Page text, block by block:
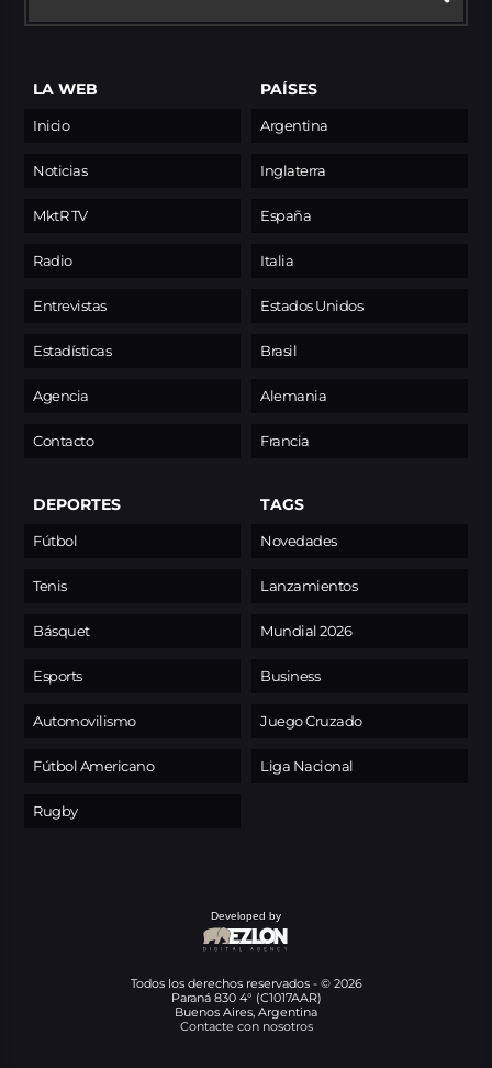
LA WEB
Inicio
Noticias
MktR TV
Radio
Entrevistas
Estadísticas
Agencia
Contacto
PAÍSES
Argentina
Inglaterra
España
Italia
Estados Unidos
Brasil
Alemania
Francia
DEPORTES
Fútbol
Tenis
Básquet
Esports
Automovilismo
Fútbol Americano
Rugby
TAGS
Novedades
Lanzamientos
Mundial 2026
Business
Juego Cruzado
Liga Nacional
Developed by
Todos los derechos reservados - © 2026
Paraná 830 4° (C1017AAR)
Buenos Aires, Argentina
Contacte con nosotros